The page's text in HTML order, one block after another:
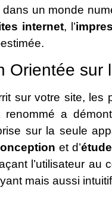
un monde
internet, l’
Orientée sur
sur votre site,
renommé a
sur la seule
et d’
l’utilisateur
mais aussi